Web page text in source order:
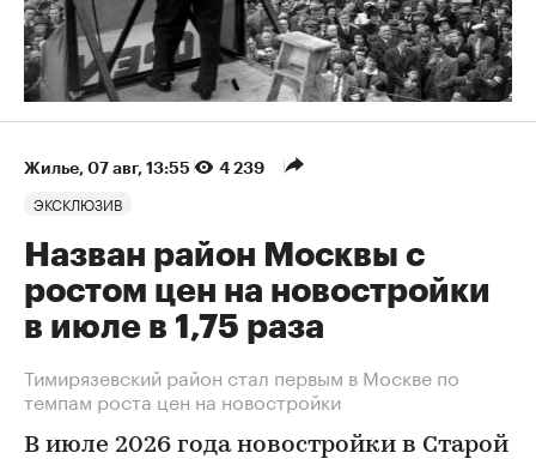
Жилье 07 авг, 13:55 4 239
ЭКСКЛЮЗИВ
Назван район Москвы с
ростом цен на новостройки
в июле в 1,75 раза
Тимирязевский район стал первым в Москве по
темпам роста цен на новостройки
В июле 2026 года новостройки в Старой